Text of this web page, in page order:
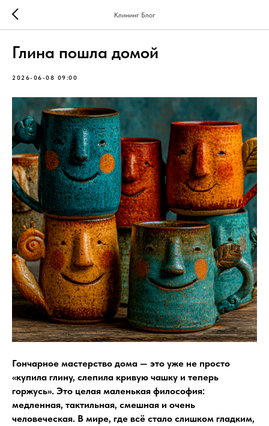
Клининг Блог
Глина пошла домой
2026-06-08 09:00
Гончарное мастерство дома — это уже не просто
«купила глину, слепила кривую чашку и теперь
горжусь». Это целая маленькая философия:
медленная, тактильная, смешная и очень
человеческая. В мире, где всё стало слишком гладким,